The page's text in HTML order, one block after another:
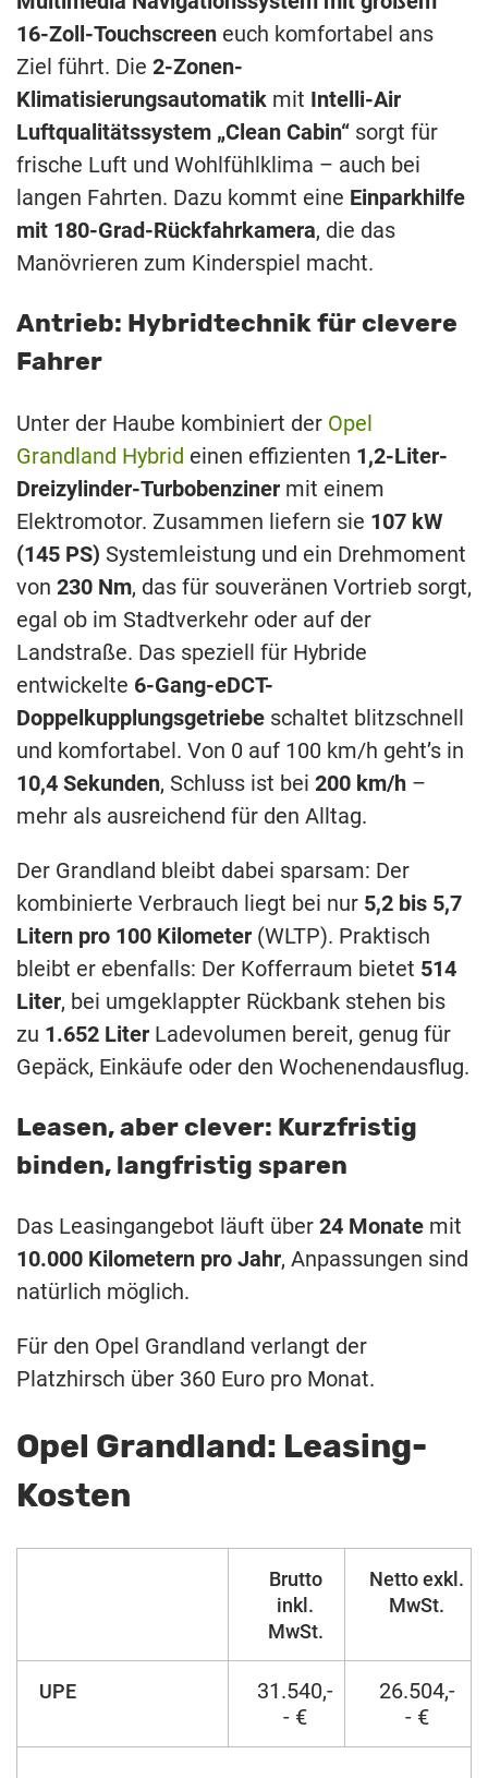
16-Zoll-Touchscreen euch komfortabel ans
Ziel führt. Die 2-Zonen-
Klimatisierungsautomatik mit Intelli-Air
Luftqualitätssystem „Clean Cabin“ sorgt für
frische Luft und Wohlfühlklima – auch bei
langen Fahrten. Dazu kommt eine Einparkhilfe
mit 180-Grad-Rückfahrkamera, die das
Manövrieren zum Kinderspiel macht.
Antrieb: Hybridtechnik für clevere
Fahrer
Unter der Haube kombiniert der Opel
Grandland Hybrid einen effizienten 1,2-Liter-
Dreizylinder-Turbobenziner mit einem
Elektromotor. Zusammen liefern sie 107 kW
(145 PS) Systemleistung und ein Drehmoment
von 230 Nm, das für souveränen Vortrieb sorgt,
egal ob im Stadtverkehr oder auf der
Landstraße. Das speziell für Hybride
entwickelte 6-Gang-eDCT-
Doppelkupplungsgetriebe schaltet blitzschnell
und komfortabel. Von 0 auf 100 km/h geht’s in
10,4 Sekunden, Schluss ist bei 200 km/h –
mehr als ausreichend für den Alltag.
Der Grandland bleibt dabei sparsam: Der
kombinierte Verbrauch liegt bei nur 5,2 bis 5,7
Litern pro 100 Kilometer (WLTP). Praktisch
bleibt er ebenfalls: Der Kofferraum bietet 514
Liter, bei umgeklappter Rückbank stehen bis
zu 1.652 Liter Ladevolumen bereit, genug für
Gepäck, Einkäufe oder den Wochenendausflug.
Leasen, aber clever: Kurzfristig
binden, langfristig sparen
Das Leasingangebot läuft über 24 Monate mit
10.000 Kilometern pro Jahr, Anpassungen sind
natürlich möglich.
Für den Opel Grandland verlangt der
Platzhirsch über 360 Euro pro Monat.
Opel Grandland: Leasing-
Kosten
Brutto
inkl.
MwSt.
Netto exkl.
MwSt.
UPE
31.540,-
- €
26.504,-
- €